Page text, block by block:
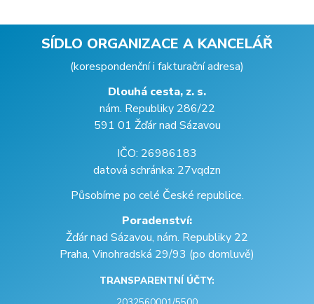
SÍDLO ORGANIZACE A KANCELÁŘ
(korespondenční i fakturační adresa)
Dlouhá cesta, z. s.
nám. Republiky 286/22
591 01 Žďár nad Sázavou
IČO: 26986183
datová schránka: 27vqdzn
Působíme po celé České republice.
Poradenství:
Žďár nad Sázavou, nám. Republiky 22
Praha, Vinohradská 29/93 (po domluvě)
TRANSPARENTNÍ ÚČTY: